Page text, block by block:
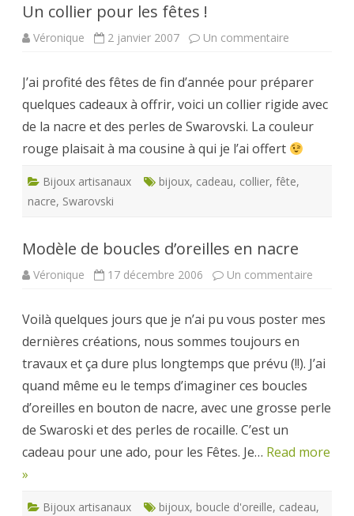
Un collier pour les fêtes !
Véronique 2 janvier 2007 Un commentaire
les
!
J’ai profité des fêtes de fin d’année pour préparer
quelques cadeaux à offrir, voici un collier rigide avec
de la nacre et des perles de Swarovski. La couleur
rouge plaisait à ma cousine à qui je l’ai offert
Bijoux artisanaux bijoux, cadeau, collier, fête,
nacre, Swarovski
Modèle de boucles d’oreilles en nacre
Véronique 17 décembre 2006 Un commentaire
Voilà quelques jours que je n’ai pu vous poster mes
dernières créations, nous sommes toujours en
travaux et ça dure plus longtemps que prévu (!!). J’ai
quand même eu le temps d’imaginer ces boucles
d’oreilles en bouton de nacre, avec une grosse perle
de Swaroski et des perles de rocaille. C’est un
cadeau pour une ado, pour les Fêtes. Je… Read more
»
Bijoux artisanaux bijoux, boucle d'oreille, cadeau,